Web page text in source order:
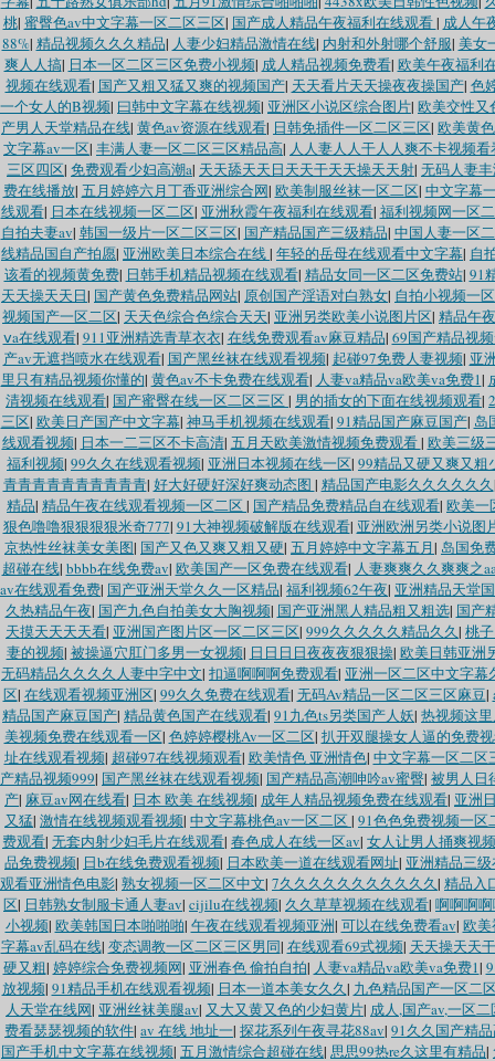
桃| 蜜臀色av中文字幕一区二区三区| 国产成人精品午夜福利在线观看| 成人午
88%| 精品视频久久久精品| 人妻少妇精品激情在线| 内射和外射哪个舒服| 美女
爽人人搞| 日本一区二区三区免费小视频| 成人精品视频免费看| 欧美午夜福利
视频在线观看| 国产又粗又猛又爽的视频国产| 天天看片天天操夜夜操国产| 色
一个女人的B视频| 曰韩中文字幕在线视频| 亚洲区小说区综合图片| 欧美交性又
产男人天堂精品在线| 黄色av资源在线观看| 日韩免插件一区二区三区| 欧美黄
文字幕av一区| 丰满人妻一区二区三区精品高| 人人妻人人干人人爽不卡视频看
三区四区| 免费观看少妇高潮a| 天天舔天天日天天干天天操天天射| 无码人妻
费在线播放| 五月婷婷六月丁香亚洲综合网| 欧美制服丝袜一区二区| 中文字幕
线观看| 日本在线视频一区二区| 亚洲秋霞午夜福利在线观看| 福利视频网一区
自拍夫妻av| 韩国一级片一区二区三区| 国产精品国产三级精品| 中国人妻一区
线精品国自产拍愿| 亚洲欧美日本综合在线| 年轻的岳母在线观看中文字幕| 自
该看的视频黄免费| 日韩手机精品视频在线观看| 精品女同一区二区免费站| 91
天天操天天日| 国产黄色免费精品网站| 原创国产淫语对白熟女| 自拍小视频一
视频国产一区二区| 天天色综合色综合天天| 亚洲另类欧美小说图片区| 精品午
ⅴa在线观看| 911亚洲精选青草衣衣| 在线免费观看av麻豆精品| 69国产精品视
产av无遮挡喷水在线观看| 国产黑丝袜在线观看视频| 起碰97免费人妻视频| 亚
里只有精品视频你懂的| 黄色av不卡免费在线观看| 人妻va精品va欧美va免费1|
清视频在线观看| 国产蜜臀在线一区二区三区| 男的插女的下面在线视频观看|
三区| 欧美日产国产中文字幕| 神马手机视频在线观看| 91精品国产麻豆国产| 岛
线观看视频| 日本一二三区不卡高清| 五月天欧美激情视频免费观看| 欧美三级
福利视频| 99久久在线观看视频| 亚洲日本视频在线一区| 99精品又硬又爽又粗
青青青青青青青青青青| 好大好硬好深好爽动态图 | 精品国产电影久久久久久久
精品| 精品午夜在线观看视频一区二区| 国产精品免费精品自在线观看| 欧美一
狠色噜噜狠狠狠狠米奇777| 91大神视频破解版在线观看| 亚洲欧洲另类小说图
京热性丝袜美女美图| 国产又色又爽又粗又硬| 五月婷婷中文字幕五月| 岛国免
超碰在线| bbbb在线免费av| 欧美国产一区免费在线观看| 人妻爽爽久久爽爽之
av在线观看免费| 国产亚洲天堂久久一区精品| 福利视频62午夜| 亚洲精品天堂
久热精品午夜| 国产九色自拍美女大胸视频| 国产亚洲黑人精品粗又粗选| 国产
天摸天天天天看| 亚洲国产图片区一区二区三区| 999久久久久久精品久久| 桃
妻的视频| 被操逼穴肛门多男一女视频| 日日日日夜夜夜狠狠操| 欧美日韩亚洲
无码精品久久久久人妻中字中文| 扣逼啊啊啊免费观看| 亚洲一区二区中文字幕
区| 在线观看视频亚洲区| 99久久免费在线观看| 无码Av精品一区二区三区麻豆|
精品国产麻豆国产| 精品黄色国产在线观看| 91九色ts另类国产人妖| 热视频这
美视频免费在线观看一区| 色婷婷樱桃Av一区二区| 扒开双腿操女人逼的免费
址在线观看视频| 超碰97在线视频观看| 欧美情色 亚洲情色| 中文字幕一区二区
产精品视频999| 国产黑丝袜在线观看视频| 国产精品高潮呻吟av蜜臀| 被男人日
产| 麻豆av网在线看| 日本 欧美 在线视频| 成年人精品视频免费在线观看| 亚洲
又猛| 激情在线视频观看视频| 中文字幕桃色av一区二区| 91色色免费视频一区
费观看| 无套内射少妇毛片在线观看| 春色成人在线一区av| 女人让男人捅爽视频
品免费视频| 日b在线免费观看视频| 日本欧美一道在线观看网址| 亚洲精品三
观看亚洲情色电影| 熟女视频一区二区中文| 7久久久久久久久久久久久| 精品入
区| 日韩熟女制服卡通人妻av| cijilu在线视频| 久久草草视频在线观看| 啊啊啊
小视频| 欧美韩国日本啪啪啪| 午夜在线观看视频亚洲| 可以在线免费看av| 欧
字幕av乱码在线| 变态调教一区二区三区男同| 在线观看69式视频| 天天操天天
硬又粗| 婷婷综合免费视频网| 亚洲春色 偷拍自拍| 人妻va精品va欧美va免费1|
放视频| 91精品手机在线观看视频| 日本一道本美女久久| 九色精品国产一区二
人天堂在线网| 亚洲丝袜美腿av| 又大又黄又色的少妇黄片| 成人,国产av,一区
费看瑟瑟视频的软件| av 在线 地址一| 探花系列午夜寻花88av| 91久久国产精
国产手机中文字幕在线视频| 五月激情综合超碰在线| 思思99热re久这里有精品|